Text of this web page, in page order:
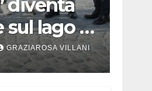
diventa
sul lago di
ieri
GRAZIAROSA VILLANI